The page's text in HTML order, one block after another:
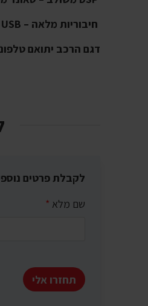
חיבוריות מלאה – WiFi, Bluetooth, USB, מצלמות ועוד.
דגם הרכב יתואם
לקבלת פרטים
שם מלא *
תחזרו אלי